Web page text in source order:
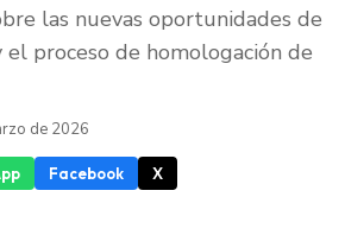
las nuevas oportunidades de
el proceso de homologación de
de 2026
Facebook X